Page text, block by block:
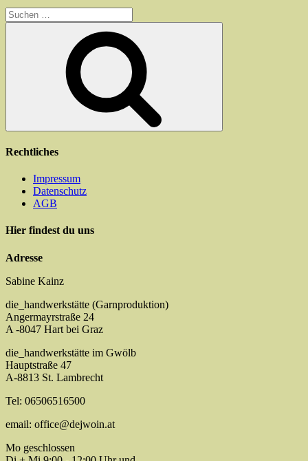
Suchen
nach:
Rechtliches
Impressum
Datenschutz
AGB
Hier findest du uns
Adresse
Sabine Kainz
die_handwerkstätte (Garnproduktion)
Angermayrstraße 24
A -8047 Hart bei Graz
die_handwerkstätte im Gwölb
Hauptstraße 47
A-8813 St. Lambrecht
Tel: 06506516500
email: office@dejwoin.at
Mo geschlossen